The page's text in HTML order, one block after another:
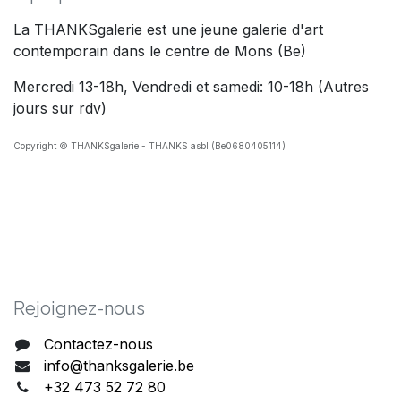
La THANKSgalerie est une jeune galerie d'art
contemporain dans le centre de Mons (Be)
Mercredi 13-18h, Vendredi et samedi: 10-18h (Autres
jours sur rdv)
Copyright © THANKSgalerie - THANKS asbl (Be0680405114)
Rejoig​nez-nous
Contactez-nous
info@thanksgalerie.be
+32 473 52 72 80